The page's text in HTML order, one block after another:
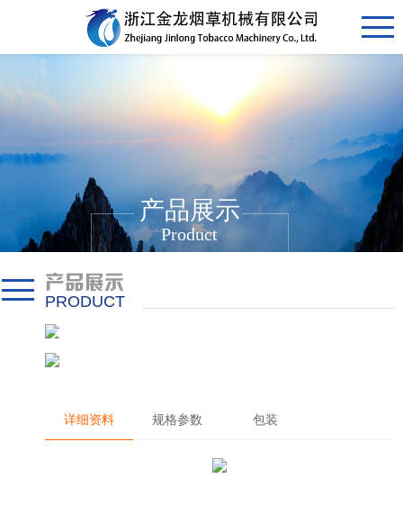
产品展示
Product
产品展示
PRODUCT
详细资料 规格参数 包装